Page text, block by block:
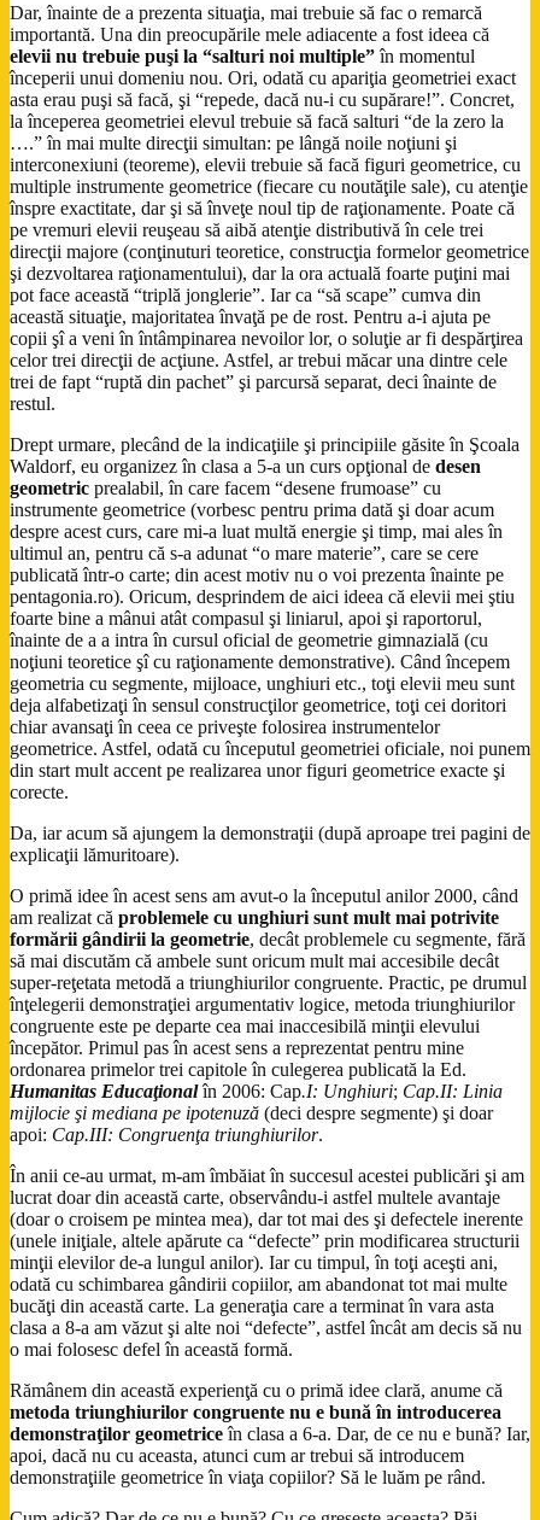
Dar, înainte de a prezenta situaţia, mai trebuie să fac o remarcă
importantă. Una din preocupările mele adiacente a fost ideea că
elevii nu trebuie puşi la “salturi noi multiple”în momentul
începerii unui domeniu nou. Ori, odată cu apariţia geometriei exact
asta erau puşi să facă, şi “repede, dacă nu-i cu supărare!”. Concret,
la începerea geometriei elevul trebuie să facă salturi “de la zero la
….” în mai multe direcţii simultan: pe lângă noile noţiuni şi
interconexiuni (teoreme), elevii trebuie să facă figuri geometrice, cu
multiple instrumente geometrice (fiecare cu noutăţile sale), cu atenţie
înspre exactitate, dar şi să înveţe noul tip de raţionamente. Poate că
pe vremuri elevii reuşeau să aibă atenţie distributivă în cele trei
direcţii majore (conţinuturi teoretice, construcţia formelor geometrice
şi dezvoltarea raţionamentului), dar la ora actuală foarte puţini mai
pot face această “triplă jonglerie”. Iar ca “să scape” cumva din
această situaţie, majoritatea învaţă pe de rost. Pentru a-i ajuta pe
copii şî a veni în întâmpinarea nevoilor lor, o soluţie ar fi despărţirea
celor trei direcţii de acţiune. Astfel, ar trebui măcar una dintre cele
trei de fapt “ruptă din pachet” şi parcursă separat, deci înainte de
restul.
Drept urmare, plecând de la indicaţiile şi principiile găsite în Şcoala
Waldorf, eu organizez în clasa a 5-a un curs opţional de desen
geometric prealabil, în care facem “desene frumoase” cu
instrumente geometrice (vorbesc pentru prima dată şi doar acum
despre acest curs, care mi-a luat multă energie şi timp, mai ales în
ultimul an, pentru că s-a adunat “o mare materie”, care se cere
publicată într-o carte; din acest motiv nu o voi prezenta înainte pe
pentagonia.ro). Oricum, desprindem de aici ideea că elevii mei ştiu
foarte bine a mânui atât compasul şi liniarul, apoi şi raportorul,
înainte de a a intra în cursul oficial de geometrie gimnazială (cu
noţiuni teoretice şî cu raţionamente demonstrative). Când începem
geometria cu segmente, mijloace, unghiuri etc., toţi elevii meu sunt
deja alfabetizaţi în sensul construcţilor geometrice, toţi cei doritori
chiar avansaţi în ceea ce priveşte folosirea instrumentelor
geometrice. Astfel, odată cu începutul geometriei oficiale, noi punem
din start mult accent pe realizarea unor figuri geometrice exacte şi
corecte.
Da, iar acum să ajungem la demonstraţii (după aproape trei pagini de
explicaţii lămuritoare).
O primă idee în acest sens am avut-o la începutul anilor 2000, când
am realizat că problemele cu unghiuri sunt mult mai potrivite
formării gândirii la geometrie, decât problemele cu segmente, fără
să mai discutăm că ambele sunt oricum mult mai accesibile decât
super-reţetata metodă a triunghiurilor congruente. Practic, pe drumul
înţelegerii demonstraţiei argumentativ logice, metoda triunghiurilor
congruente este pe departe cea mai inaccesibilă minţii elevului
începător. Primul pas în acest sens a reprezentat pentru mine
ordonarea primelor trei capitole în culegerea publicată la Ed.
Humanitas Educaţionalîn 2006: Cap.I: Unghiuri; Cap.II: Linia
mijlocie şi mediana pe ipotenuză (deci despre segmente) şi doar
apoi: Cap.III: Congruenţa triunghiurilor.
În anii ce-au urmat, m-am îmbăiat în succesul acestei publicări şi am
lucrat doar din această carte, observându-i astfel multele avantaje
(doar o croisem pe mintea mea), dar tot mai des şi defectele inerente
(unele iniţiale, altele apărute ca “defecte” prin modificarea structurii
minţii elevilor de-a lungul anilor). Iar cu timpul, în toţi aceşti ani,
odată cu schimbarea gândirii copiilor, am abandonat tot mai multe
bucăţi din această carte. La generaţia care a terminat în vara asta
clasa a 8-a am văzut şi alte noi “defecte”, astfel încât am decis să nu
o mai folosesc defel în această formă.
Rămânem din această experienţă cu o primă idee clară, anume că
metoda triunghiurilor congruente nu e bună în introducerea
demonstraţilor geometriceîn clasa a 6-a. Dar, de ce nu e bună? Iar,
apoi, dacă nu cu aceasta, atunci cum ar trebui să introducem
demonstraţiile geometrice în viaţa copiilor? Să le luăm pe rând.